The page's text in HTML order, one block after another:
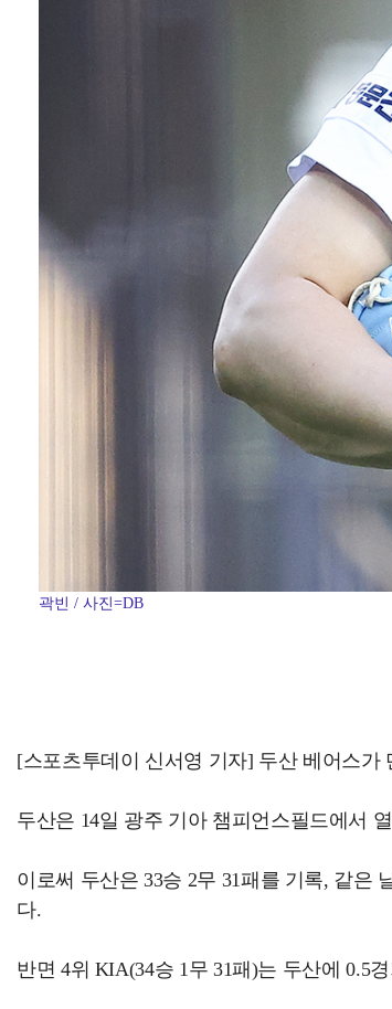
곽빈 / 사진=DB
[스포츠투데이 신서영 기자] 두산 베어스가
두산은 14일 광주 기아 챔피언스필드에서
이로써 두산은 33승 2무 31패를 기록, 같은
다.
반면 4위 KIA(34승 1무 31패)는 두산에 0.5